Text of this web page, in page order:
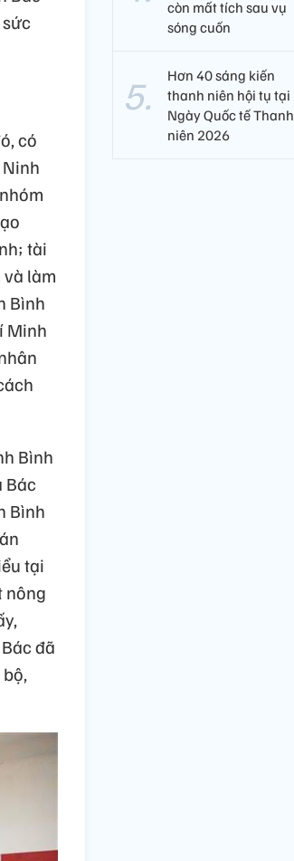
có
tài
làm
Bình
Minh
Bình
Bác
Bình
tại
nông
đã
còn mất tích sau vụ
sóng cuốn
Hơn 40 sáng kiến
thanh niên hội tụ tại
Ngày Quốc tế Thanh
niên 2026